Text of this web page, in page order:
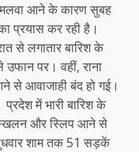
मलवा आने के कारण सुबह
प्रयास कर रही है।
से लगातार बारिश के
पर। वहीं, राना
से आवाजाही बंद हो गई।
में भारी बारिश के
और स्लिप आने से
शाम तक 51 सड़कें